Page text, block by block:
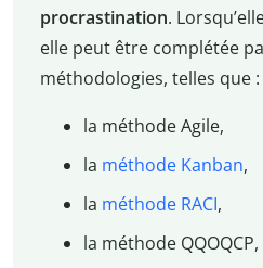
procrastination.
elle peut être complétée
méthodologies, telles que :
la méthode Agile,
la méthode Kanban,
la méthode RACI,
la méthode QQOQCP,